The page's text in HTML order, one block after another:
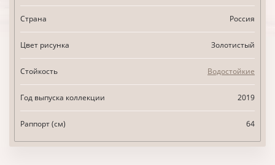
Страна Россия
Цвет рисунка Золотистый
Стойкость Водостойкие
Год выпуска коллекции 2019
Раппорт (см) 64